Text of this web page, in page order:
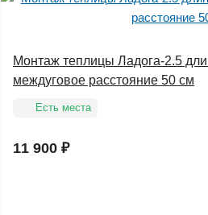
Монтаж теплицы Ладога-2.5
междуговое расстояние 50 см
Есть места
11 900 ₽